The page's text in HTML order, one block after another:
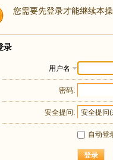
您需要先登录才能继续本
录
用户名
密码:
安全提问:
自动登
登录